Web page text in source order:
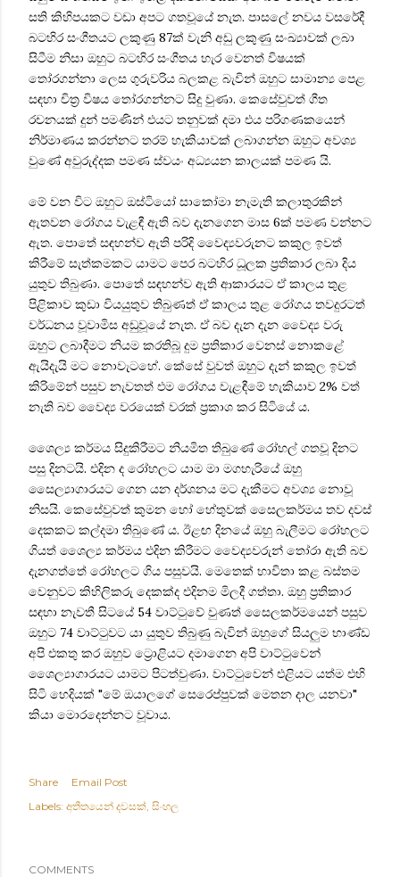
සති කිහිපයකට වඩා අපට ගතවූයේ නැත. පාසලේ නවය වසරේදී
බටහිර සංගීතයට ලකුණු 87ක් වැනි අඩු ලකුණු සංඛ්‍යාවක් ලබා
සිටීම නිසා ඔහුට බටහිර සංගීතය හැර වෙනත් විෂයක්
තෝරගන්නා ලෙස ගුරුවරිය බලකළ බැවින් ඔහුට සාමාන්‍ය පෙළ
සඳහා චිත්‍ර විෂය තෝරගන්නට සිදු වුණා. කෙසේවුවත් ගීත
රචනයක් දුන් පමණින් එයට තනුවක් දමා එය පරිගණකයෙන්
නිර්මාණය කරන්නට තරම් හැකියාවක් ලබාගන්න ඔහුට අවශ්‍ය
වුණේ අවුරුද්දක පමණ ස්වයං අධ්‍යයන කාලයක් පමණ යි.
මේ වන විට ඔහුට ඔස්ටියෝ සාකෝමා නැමැති කලාතුරකින්
ඇතවන රෝගය වැළඳී ඇති බව දැනගෙන මාස 6ක් පමණ වන්නට
ඇත. පොතේ සඳහන්ව ඇති පරිදි වෛද්‍යවරුනට කකුල ඉවත්
කිරීමේ සැත්කමකට යාමට පෙර බටහිර ධූලක ප්‍රතිකාර ලබා දිය
යුතුව තිබුණා. පොතේ සඳහන්ව ඇති ආකාරයට ඒ කාලය තුළ
පිළිකාව කුඩා වියයුතුව තිබුණත් ඒ කාලය තුළ රෝගය තවදුරටත්
වර්ධනය වූවාමිස අඩුවූයේ නැත. ඒ බව දැන දැන වෛද්‍ය වරු
ඔහුට ලබාදීමට නියම කරතිබූ දුම ප්‍රතිකාර වෙනස් නොකළේ
ඇයිදැයි මට නොවැටහේ. කේසේ වුවත් ඔහුට දැන් කකුල ඉවත්
කිරිමේන් පසුව නැවතත් එම රෝගය වැළඳීමේ හැකියාව 2% වත්
නැති බව වෛද්‍ය වරයෙක් වරක් ප්‍රකාශ කර සිටියේ ය.
ශෛල්‍ය කර්මය සිදුකිරීමට නියමිත තිබුණේ රෝහල් ගතවූ දිනට
පසු දිනටයි. එදින ද රෝහලට යාම මා මගහැරියේ ඔහු
සෛල්‍යාගාරයට ගෙන යන දර්ශනය මට දැකීමට අවශ්‍ය නොවූ
නිසයි. කෙසේවුවත් කුමන හෝ හේතුවක් සෛලකර්මය තව දවස්
දෙකකට කල්දමා තිබුණේ ය. ඊළඟ දිනයේ ඔහු බැලීමට රෝහලට
ගියත් ශෛල්‍ය කර්මය එදින කිරීමට වෛද්‍යවරුන් තෝරා ඇති බව
දැනගත්තේ රෝහලට ගිය පසුවයි. මෙතෙක් භාවිතා කළ බස්තම
වෙනුවට කිහිලිකරු දෙකක්ද එදිනම මිලදී ගත්තා. ඔහු ප්‍රතිකාර
සඳහා නැවතී සිටයේ 54 වාට්ටුවේ වුණත් සෛලකර්මයෙන් පසුව
ඔහුට 74 වාට්ටුවට යා යුතුව තිබුණු බැවින් ඔහුගේ සියලුම භාණ්ඩ
අපි එකතු කර ඔහුව ට්‍රොළියට දමාගෙන අපි වාට්ටුවෙන්
ශෛල්‍යාගාරයට යාමට පිටත්වුණා. වාට්ටුවෙන් එළියට යත්ම එහි
සිටි හෙදියක් "මේ ඔයාලගේ සෙරෙප්පුවක් මෙතන දාල යනවා"
කියා මොරදෙන්නට වූවාය.
Share
Email Post
Labels: අතීතයෙන් දවසක් සිංහල
COMMENTS